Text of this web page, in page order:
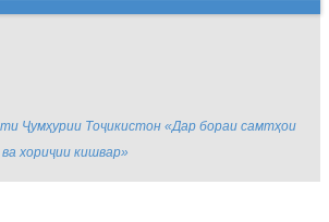
Ҷумҳурии Тоҷикистон «Дар бораи самтҳои
хориҷии кишвар»